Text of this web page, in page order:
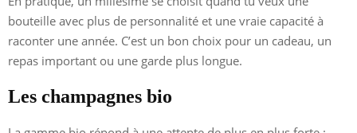
bouteille avec plus de personnalité et une vraie capacité à
raconter une année. C’est un bon choix pour un cadeau, un
repas important ou une garde plus longue.
Les champagnes bio